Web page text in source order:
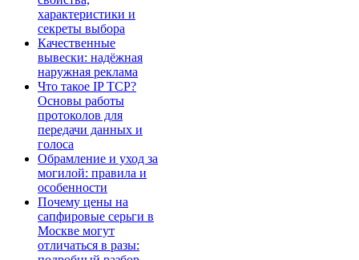
характеристики и
секреты выбора
Качественные
вывески: надёжная
наружная реклама
Что такое IP TCP?
Основы работы
протоколов для
передачи данных и
голоса
Обрамление и уход за
могилой: правила и
особенности
Почему цены на
сапфировые серьги в
Москве могут
отличаться в разы: